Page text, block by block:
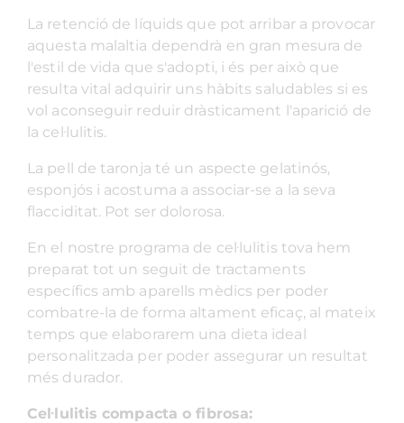
La retenció de líquids que pot arribar a provocar
aquesta malaltia dependrà en gran mesura de
l'estil de vida que s'adopti, i és per això que
resulta vital adquirir uns hàbits saludables si es
vol aconseguir reduir dràsticament l'aparició de
la cel·lulitis.
La pell de taronja té un aspecte gelatinós,
esponjós i acostuma a associar-se a la seva
flacciditat. Pot ser dolorosa.
En el nostre programa de cel·lulitis tova hem
preparat tot un seguit de tractaments
específics amb aparells mèdics per poder
combatre-la de forma altament eficaç, al mateix
temps que elaborarem una dieta ideal
personalitzada per poder assegurar un resultat
més durador.
Cel·lulitis compacta o fibrosa: